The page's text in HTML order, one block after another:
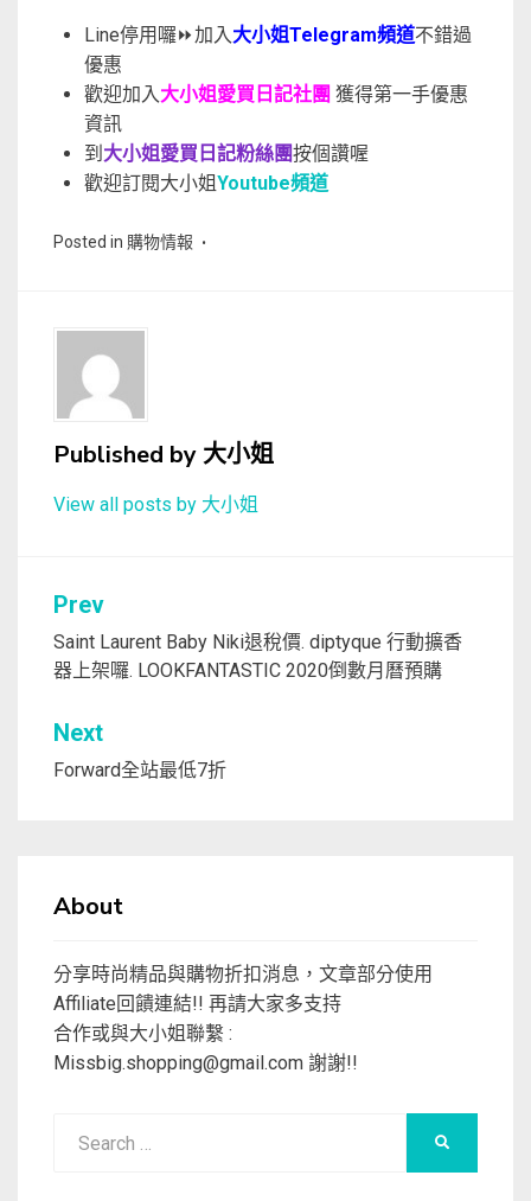
Line停用囉⏩加入大小姐Telegram頻道不錯過
優惠
歡迎加入大小姐愛買日記社團 獲得第一手優惠
資訊
到 大小姐愛買日記粉絲團按個讚喔
歡迎訂閱大小姐Youtube頻道
Posted in 購物情報
Published by大小姐
View all posts by 大小姐
文
章
導
覽
Prev
Saint Laurent Baby Niki退稅價. diptyque 行動擴香
器上架囉. LOOKFANTASTIC 2020倒數月曆預購
Next
Forward全站最低7折
About
分享時尚精品與購物折扣消息，文章部分使用
Affiliate回饋連結!! 再請大家多支持
合作或與大小姐聯繫 :
Missbig.shopping@gmail.com 謝謝!!